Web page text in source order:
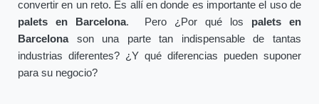
convertir en un reto. Es allí en donde es importante el uso de
palets en Barcelona. Pero ¿Por qué los palets en
Barcelonason una parte tan indispensable de tantas
industrias diferentes? ¿Y qué diferencias pueden suponer
para su negocio?